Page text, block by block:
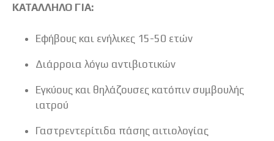
ΚΑΤΑΛΛΗΛΟ ΓΙΑ:
Εφήβους και ενήλικες 15-50 ετών
Διάρροια λόγω αντιβιοτικών
Εγκύους και θηλάζουσες κατόπιν συμβουλής
ιατρού
Γαστρεντερίτιδα πάσης αιτιολογίας